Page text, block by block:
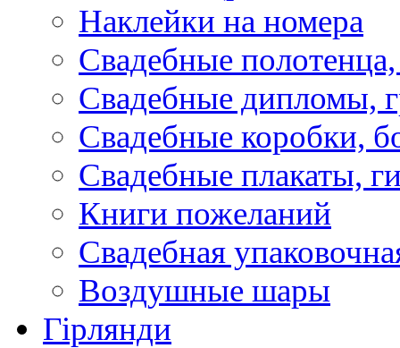
Наклейки на номера
Свадебные
Свадебные дипломы,
Свадебные коробки,
Свадебные плакаты,
Книги пожеланий
Свадебная
Воздушные шары
Гірлянди